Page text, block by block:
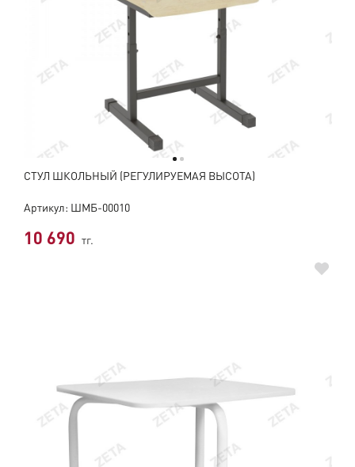
СТУЛ ШКОЛЬНЫЙ (РЕГУЛИРУЕМАЯ ВЫСОТА)
Артикул: ШМБ-00010
10 690 тг.